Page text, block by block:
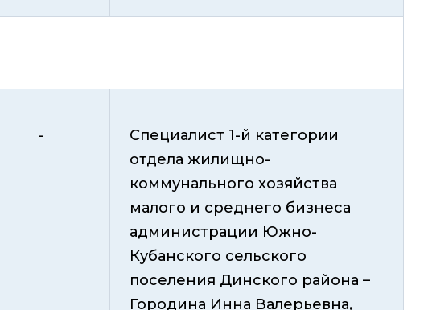
-
Специалист 1-й категории
отдела жилищно-
коммунального хозяйства
малого и среднего бизнеса
администрации Южно-
Кубанского сельского
поселения Динского района –
Городина Инна Валерьевна,